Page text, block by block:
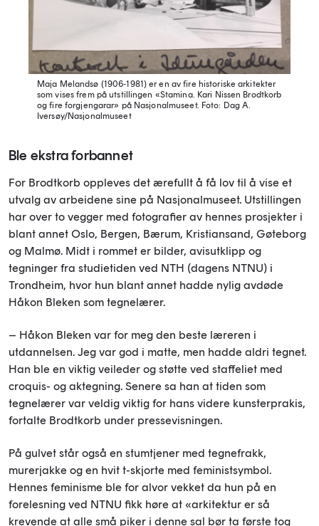
Maja Melandsø (1906-1981) er en av fire historiske arkitekter
som vises frem på utstillingen «Stamina. Kari Nissen Brodtkorb
og fire forgjengarar» på Nasjonalmuseet. Foto: Dag A.
Iversøy/Nasjonalmuseet
Ble ekstra forbannet
For Brodtkorb oppleves det ærefullt å få lov til å vise et
utvalg av arbeidene sine på Nasjonalmuseet. Utstillingen
har over to vegger med fotografier av hennes prosjekter i
blant annet Oslo, Bergen, Bærum, Kristiansand, Gøteborg
og Malmø. Midt i rommet er bilder, avisutklipp og
tegninger fra studietiden ved NTH (dagens NTNU) i
Trondheim, hvor hun blant annet hadde nylig avdøde
Håkon Bleken som tegnelærer.
– Håkon Bleken var for meg den beste læreren i
utdannelsen. Jeg var god i matte, men hadde aldri tegnet.
Han ble en viktig veileder og støtte ved staffeliet med
croquis- og aktegning. Senere sa han at tiden som
tegnelærer var veldig viktig for hans videre kunsterprakis,
fortalte Brodtkorb under pressevisningen.
På gulvet står også en stumtjener med tegnefrakk,
murerjakke og en hvit t-skjorte med feministsymbol.
Hennes feminisme ble for alvor vekket da hun på en
forelesning ved NTNU fikk høre at «arkitektur er så
krevende at alle små piker i denne sal bør ta første tog